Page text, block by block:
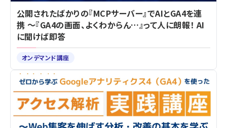
公開されたばかりの『MCPサーバー』でAIとGA4を連
携 ～『GA4の画面、よくわからん…』って人に朗報！ AI
に聞けば即答
オンデマンド講座